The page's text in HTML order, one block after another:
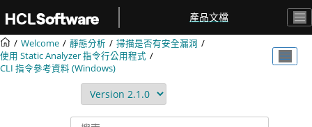
產品文檔
Welcome 靜態分析
掃描是否有安全漏洞
使用 Static Analyzer 指令行公用程式
CLI 指令參考資料 (Windows)